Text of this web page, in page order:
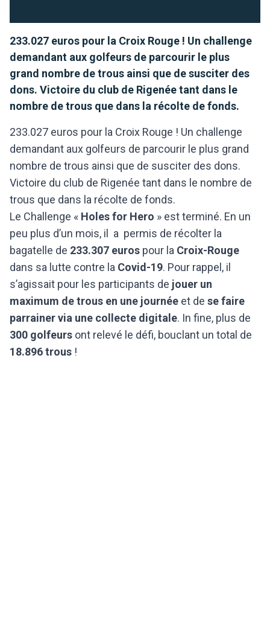
233.027 euros pour la Croix Rouge ! Un challenge
demandant aux golfeurs de parcourir le plus
grand nombre de trous ainsi que de susciter des
dons. Victoire du club de Rigenée tant dans le
nombre de trous que dans la récolte de fonds.
233.027 euros pour la Croix Rouge ! Un challenge
demandant aux golfeurs de parcourir le plus grand
nombre de trous ainsi que de susciter des dons.
Victoire du club de Rigenée tant dans le nombre de
trous que dans la récolte de fonds.
Le Challenge « Holes for Hero » est terminé. En un
peu plus d’un mois, il a permis de récolter la
bagatelle de 233.307 euros pour la Croix-Rouge
dans sa lutte contre la Covid-19. Pour rappel, il
s’agissait pour les participants de jouer un
maximum de trous en une journée et de se faire
parrainer via une collecte digitale. In fine, plus de
300 golfeurs ont relevé le défi, bouclant un total de
18.896 trous !